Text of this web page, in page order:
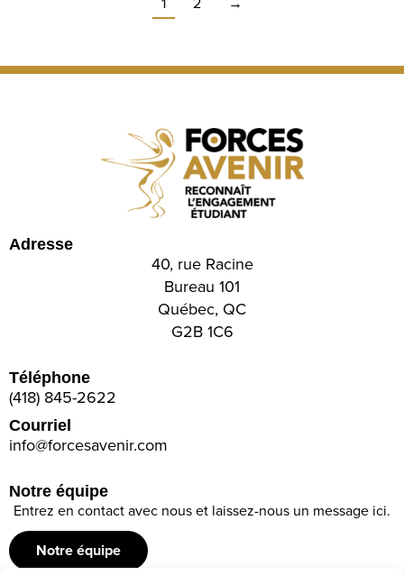
Adresse
40, rue Racine
Bureau 101
Québec, QC
G2B 1C6
Téléphone
(418) 845-2622
Courriel
info@forcesavenir.com
Notre équipe
Entrez en contact avec nous et laissez-nous un message ici.
Notre équipe